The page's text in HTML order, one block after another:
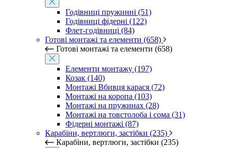
Годівниці пружинні (51)
Годівниці фідерні (122)
Флет-годівниці (84)
Готові монтажі та елементи (658)
Готові монтажі та елементи (658)
Елементи монтажу (197)
Козак (140)
Монтажі Вбивця карася (72)
Монтажі на коропа (103)
Монтажі на пружинах (28)
Монтажі на товстолоба і сома (31)
Фідерні монтажі (87)
Карабіни, вертлюги, застібки (235)
Карабіни, вертлюги, застібки (235)